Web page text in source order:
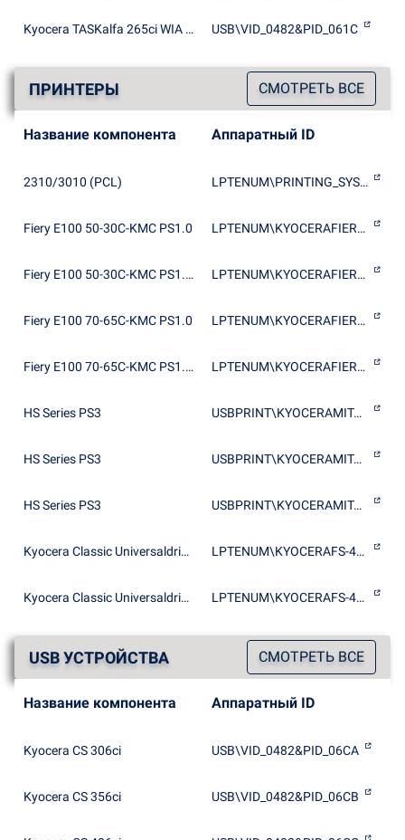
Kyocera TASKalfa 265ci WIA Driver (USB) USB\VID_0482&PID_061C
ПРИНТЕРЫ СМОТРЕТЬ ВСЕ
Название компонента Аппаратный ID
2310/3010 (PCL) LPTENUM\PRINTING_SYSTEM_(H)1809
Fiery E100 50-30C-KMC PS1.0 LPTENUM\KYOCERAFIERY_E100_50ACD0
Fiery E100 50-30C-KMC PS1.0EU LPTENUM\KYOCERAFIERY_E100_5012AF
Fiery E100 70-65C-KMC PS1.0 LPTENUM\KYOCERAFIERY_E100_706EE9
Fiery E100 70-65C-KMC PS1.0EU LPTENUM\KYOCERAFIERY_E100_70D33C
HS Series PS3 USBPRINT\KYOCERAMITAHS_55559D70
HS Series PS3 USBPRINT\KYOCERAMITAHS_65652970
HS Series PS3 USBPRINT\KYOCERAMITAHS_7565D571
Kyocera Classic Universaldriver (A4 models) LPTENUM\KYOCERAFS-4100DN(A4 MODELS)3C
Kyocera Classic Universaldriver (A4 models) LPTENUM\KYOCERAFS-4200DN(A4 MODELS)78
USB УСТРОЙСТВА СМОТРЕТЬ ВСЕ
Название компонента Аппаратный ID
Kyocera CS 306ci USB\VID_0482&PID_06CA
Kyocera CS 356ci USB\VID_0482&PID_06CB